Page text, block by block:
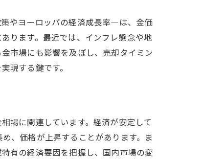
やヨーロッパの経済成長率—は、金価
ります。最近では、インフレ懸念や地
市場にも影響を及ぼし、売却タイミン
現する鍵です。
場に関連しています。経済が安定して
、価格が上昇することがあります。ま
有の経済要因を把握し、国内市場の変